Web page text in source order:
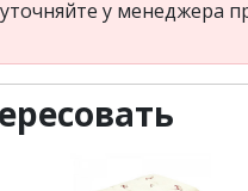
у менеджера